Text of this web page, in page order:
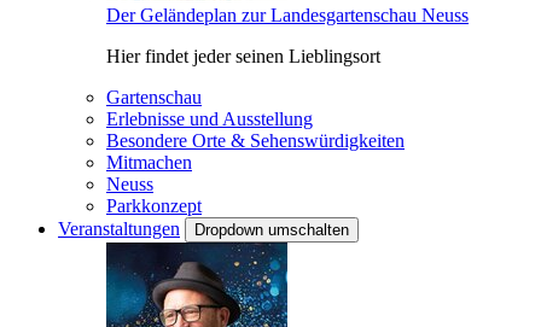
Der Geländeplan zur Landesgartenschau Neuss
Hier findet jeder seinen Lieblingsort
Gartenschau
Erlebnisse und Ausstellung
Besondere Orte & Sehenswürdigkeiten
Mitmachen
Neuss
Parkkonzept
Veranstaltungen
Dropdown umschalten